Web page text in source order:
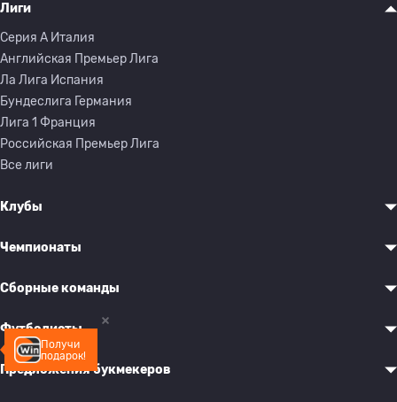
Получи
подарок!
Лиги
Серия A Италия
Английская Премьер Лига
Ла Лига Испания
Бундеслига Германия
Лига 1 Франция
Российская Премьер Лига
Все лиги
Клубы
Чемпионаты
Сборные команды
Футболисты
Предложения букмекеров